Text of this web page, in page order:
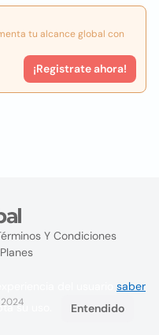
tu alcance global con
¡Registrate ahora!
Y Condiciones
saber
su uso. Entendido